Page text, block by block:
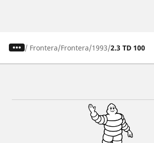
/ Frontera Frontera 1993 2.3 TD 100